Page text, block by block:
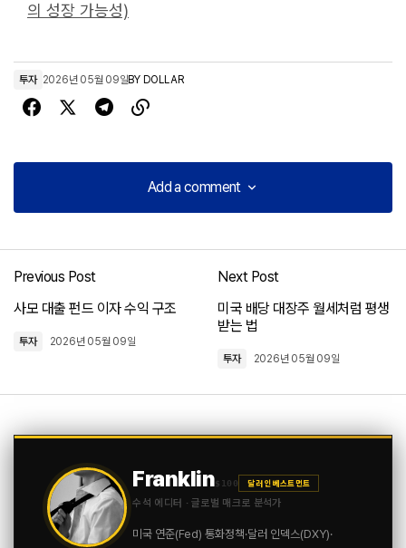
의 성장 가능성)
투자 2026년 05월 09일BY DOLLAR
Add a comment
Add a comment
Previous Post
사모 대출 펀드 이자 수익 구조
투자 2026년 05월 09일
Next Post
미국 배당 대장주 월세처럼 평생
받는 법
투자 2026년 05월 09일
Franklin$100 달러 인베스트먼트
수석 에디터 · 글로벌 매크로 분석가
미국 연준(Fed) 통화정책·달러 인덱스(DXY)·